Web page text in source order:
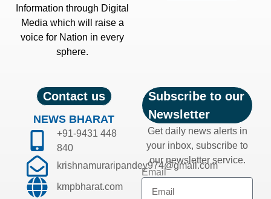
Information through Digital
Media which will raise a
voice for Nation in every
sphere.
Contact us
NEWS BHARAT
+91-9431 448
840
krishnamuraripandey974@gmail.com
kmpbharat.com
Subscribe to our
Newsletter
Get daily news alerts in
your inbox, subscribe to
our newsletter service.
Email